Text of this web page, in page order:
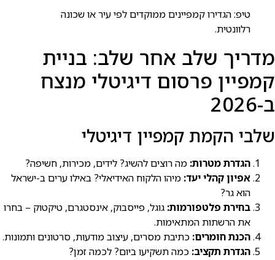
טיפ: הגדירו קמפיינים ממוקדים לפי עיר או שכונה
רלוונטית.
מדריך שלב אחר שלב: בניית
קמפיין פרסום דיגיטלי מנצח
ב-2026
שלבי הקמת קמפיין דיגיטלי
הגדרת מטרות: מה רוצים להשיג? לידים, מכירות, חשיפה?
אפיון קהלי יעד: מיהו הלקוח האידיאלי? באילו ערים ב-ישראל
הוא גר?
בחירת פלטפורמות: גוגל, פייסבוק, אינסטגרם, טיקטוק – בחרו
את הרשתות המתאימות.
הכנת חומרים: כתיבת מסרים, עיצוב מודעות, סרטונים ותמונות.
הגדרת תקציב: כמה תשקיעו ביום? לכמה זמן?